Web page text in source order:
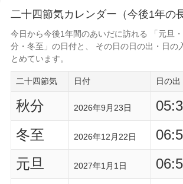
二十四節気カレンダー（今後1年の
今日から今後1年間のあいだに訪れる 「元旦
分・冬至」の日付と、 その日の日の出・日の
とめています。
二十四節気 日付 日の出
秋分 2026年9月23日
冬至
2026年12月22日
元旦
2027年1月1日